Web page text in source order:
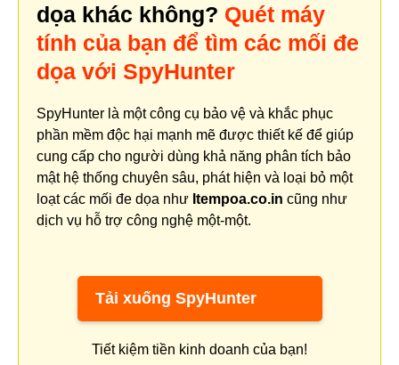
dọa khác không? Quét máy
tính của bạn để tìm các mối đe
dọa với SpyHunter
SpyHunter là một công cụ bảo vệ và khắc phục
phần mềm độc hại mạnh mẽ được thiết kế để giúp
cung cấp cho người dùng khả năng phân tích bảo
mật hệ thống chuyên sâu, phát hiện và loại bỏ một
loạt các mối đe dọa như Itempoa.co.in cũng như
dịch vụ hỗ trợ công nghệ một-một.
Tải xuống SpyHunter
Tiết kiệm tiền kinh doanh của bạn!